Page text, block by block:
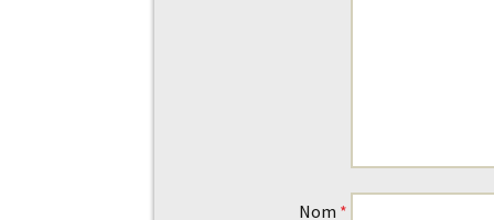
Nom *